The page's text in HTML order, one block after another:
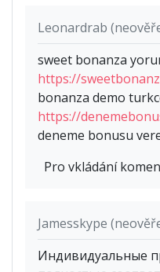
Leonardrab
sweet bonanza
https://
bonanza demo
https://
deneme bonusu
Pro vkládání
Jamesskype
Индивидуальные